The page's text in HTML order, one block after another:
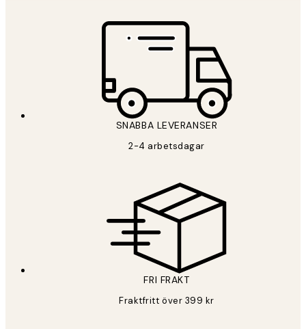
SNABBA LEVERANSER
2-4 arbetsdagar
FRI FRAKT
Fraktfritt över 399 kr